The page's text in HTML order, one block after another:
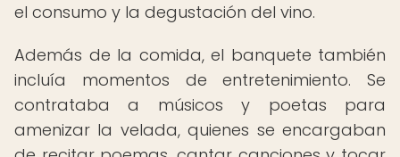
el consumo y la degustación del vino.
Además de la comida, el banquete también
incluía momentos de entretenimiento. Se
contrataba a músicos y poetas para
amenizar la velada, quienes se encargaban